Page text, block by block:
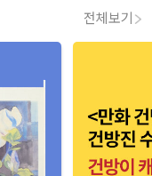
전체보기